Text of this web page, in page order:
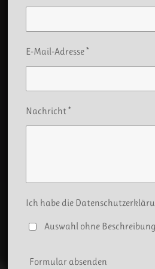
E-Mail-Adresse *
Nachricht *
Ich habe die
Auswahl ohne Beschreibung
Formular absenden